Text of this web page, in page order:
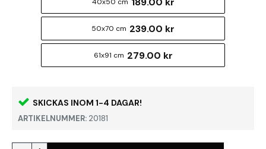
SKICKAS INOM 1-4 DAGAR!
ARTIKELNUMMER: 20181
50x70 cm 239.00 kr
61x91 cm 279.00 kr